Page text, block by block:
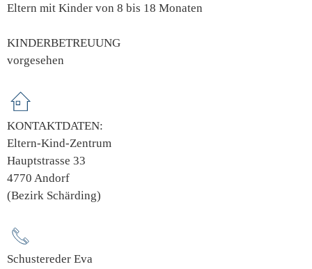
Eltern mit Kinder von 8 bis 18 Monaten
KINDERBETREUUNG
vorgesehen
KONTAKTDATEN:
Eltern-Kind-Zentrum
Hauptstrasse 33
4770 Andorf
(Bezirk Schärding)
Schustereder Eva